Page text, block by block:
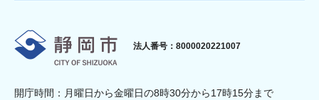
静岡市
法人番号：8000020221007
開庁時間：月曜日から金曜日の8時30分から17時15分まで